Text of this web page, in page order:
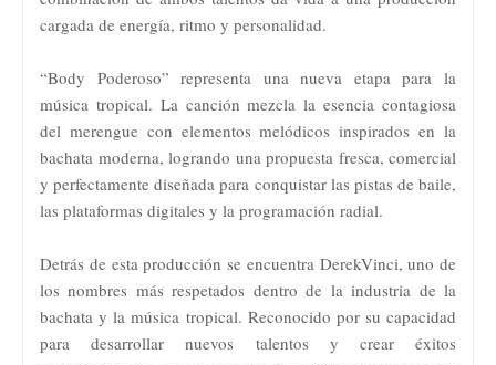
cargada de energía, ritmo y personalidad.
“Body Poderoso” representa una nueva etapa para la
música tropical. La canción mezcla la esencia contagiosa
del merengue con elementos melódicos inspirados en la
bachata moderna, logrando una propuesta fresca, comercial
y perfectamente diseñada para conquistar las pistas de baile,
las plataformas digitales y la programación radial.
Detrás de esta producción se encuentra DerekVinci, uno de
los nombres más respetados dentro de la industria de la
bachata y la música tropical. Reconocido por su capacidad
para desarrollar nuevos talentos y crear éxitos